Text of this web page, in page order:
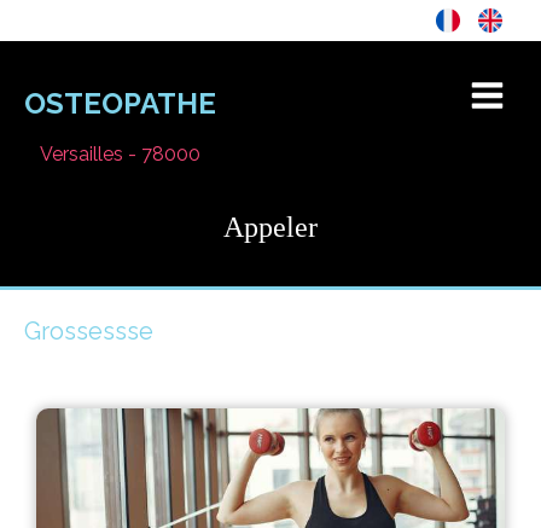
OSTEOPATHE
Versailles - 78000
Appeler
Grossessse